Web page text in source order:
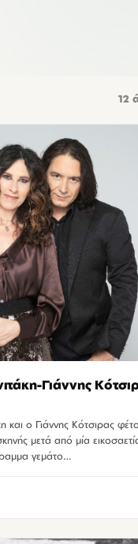
12
Γιάννης
και ο Γιάννης Κότσιρας
μετά από μία
γεμάτο…